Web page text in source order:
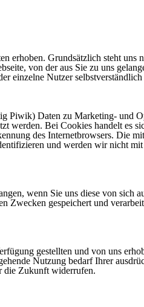
erhoben. Grundsätzlich steht
von der aus Sie zu uns
einzelne Nutzer
Daten zu Marketing- und
werden. Bei Cookies handelt es
des Internetbrowsers. Die
und werden wir nicht
wenn Sie uns diese von
Zwecken gespeichert und
gestellten und von uns
Nutzung bedarf Ihrer
die Zukunft widerrufen.